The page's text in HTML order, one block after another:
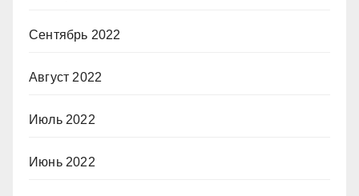
Сентябрь 2022
Август 2022
Июль 2022
Июнь 2022